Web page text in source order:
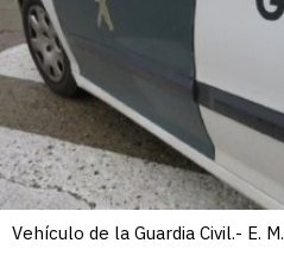
Vehículo de la Guardia Civil.- E. M.